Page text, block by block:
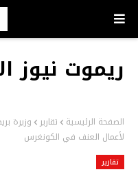
ريموت نيوز
الصفحة الرئيسية تقارير
وزيرة
لأعمال العنف في الكونغرس
تقارير